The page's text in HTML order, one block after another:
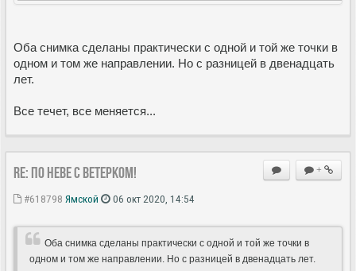
Оба снимка сделаны практически с одной и той же точки в
одном и том же направлении. Но с разницей в двенадцать
лет.
Все течет, все меняется...
+
Re: По Неве с ветерком!
#618798 Ямской 06 окт 2020, 14:54
Оба снимка сделаны практически с одной и той же точки в
одном и том же направлении. Но с разницей в двенадцать лет.